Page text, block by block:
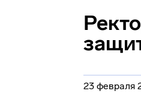
23 февраля